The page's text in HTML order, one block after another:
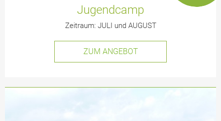
Jugendcamp
Zeitraum: JULI und AUGUST
ZUM ANGEBOT